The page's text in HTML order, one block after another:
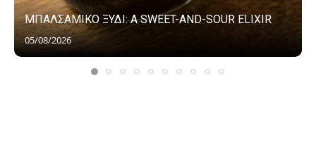
ΜΠΑΛΣΑΜΙΚΟ ΞΥΔΙ: A SWEET-AND-SOUR ELIXIR
05/08/2026